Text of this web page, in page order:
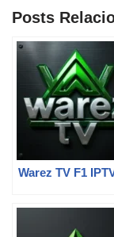
Posts
Warez TV F1